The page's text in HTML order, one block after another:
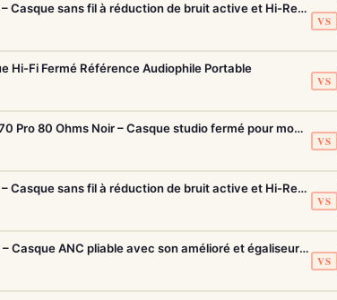
Sony WH-1000XM5 – Casque sans fil à réduction de bruit active et Hi-Res LDAC
VS
Hi-Fi Fermé Référence Audiophile Portable
VS
Beyerdynamic DT 770 Pro 80 Ohms Noir – Casque studio fermé pour monitoring précis
VS
Sony WH-1000XM5 – Casque sans fil à réduction de bruit active et Hi-Res LDAC
VS
Sony WH-1000XM6 – Casque ANC pliable avec son amélioré et égaliseur réglable
VS